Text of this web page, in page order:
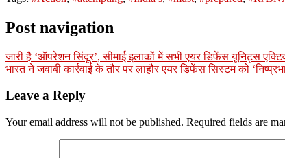
Post navigation
जारी है ‘ऑपरेशन सिंदूर’, सीमाई इलाकों में सभी एयर डिफेंस यूनिट्स
भारत ने जवाबी कार्रवाई के तौर पर लाहौर एयर डिफेंस सिस्टम को
Leave a Reply
Your email address will not be published. Required fields are